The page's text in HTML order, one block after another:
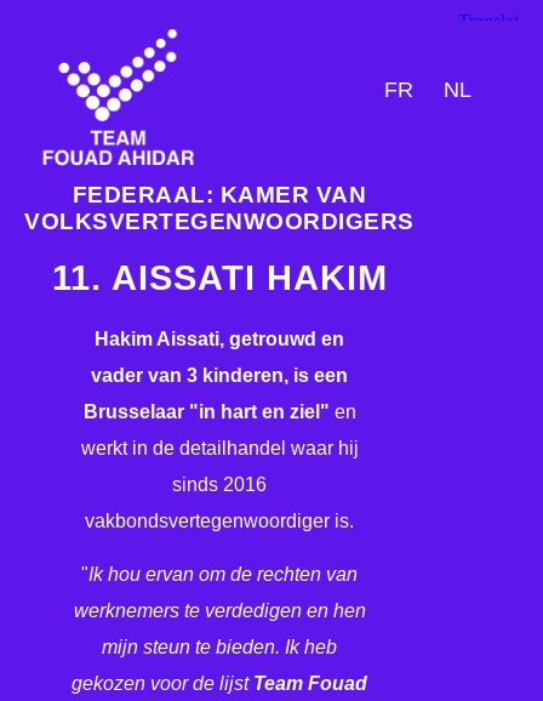
FR NL
FEDERAAL: KAMER VAN
VOLKSVERTEGENWOORDIGERS
11. AISSATI HAKIM
Hakim Aissati, getrouwd en
vader van 3 kinderen, is een
Brusselaar "in hart en ziel" en
werkt in de detailhandel waar hij
sinds 2016
vakbondsvertegenwoordiger is.
"Ik hou ervan om de rechten van
werknemers te verdedigen en hen
mijn steun te bieden. Ik heb
gekozen voor de lijst Team Fouad